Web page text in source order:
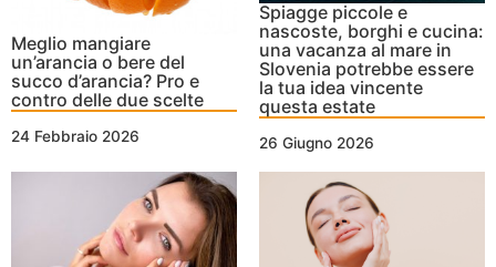
Meglio mangiare
un’arancia o bere del
succo d’arancia? Pro e
contro delle due scelte
24 Febbraio 2026
Spiagge piccole e
nascoste, borghi e cucina:
una vacanza al mare in
Slovenia potrebbe essere
la tua idea vincente
questa estate
26 Giugno 2026